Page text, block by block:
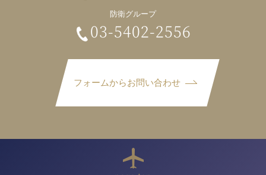
フォームからお問い合わせ
防衛グループ
03-5402-2556